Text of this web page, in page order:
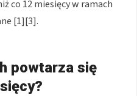
co 12 miesięcy w ramach
[1][3].
powtarza się